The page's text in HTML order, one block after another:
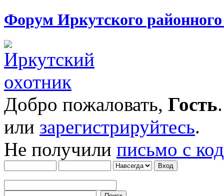
Форум Иркутского
Добро пожаловать, Гость
или зарегистрируйтесь.
Не получили письмо с